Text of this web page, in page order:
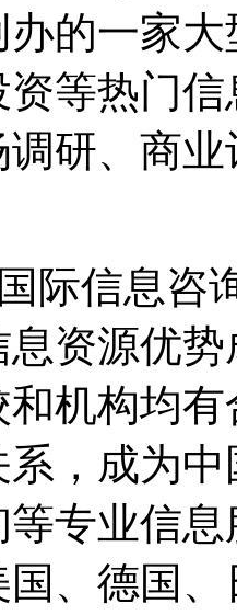
的一家
等热门
研、商
际信息咨
资源优
机构均
，成为
专业信
、德国